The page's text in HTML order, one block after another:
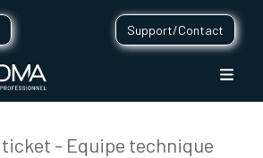
Support/Contact
- Equipe technique